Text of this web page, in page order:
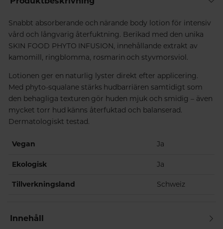
Snabbt absorberande och närande body lotion för intensiv
vård och långvarig återfuktning. Berikad med den unika
SKIN FOOD PHYTO INFUSION, innehållande extrakt av
kamomill, ringblomma, rosmarin och styvmorsviol.
Lotionen ger en naturlig lyster direkt efter applicering.
Med phyto-squalane stärks hudbarriären samtidigt som
den behagliga texturen gör huden mjuk och smidig – även
mycket torr hud känns återfuktad och balanserad.
Dermatologiskt testad.
Vegan Ja
Ekologisk Ja
Tillverkningsland Schweiz
Innehåll